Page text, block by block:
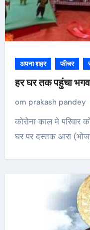
अपना शहर फीचर
हर घर तक पहुंचा
om prakash pandey
कोरोना काल मे परिवार को किया एकजुट, श्रद्धा-भक्ति ने दी हर
घर पर दस्तक आरा